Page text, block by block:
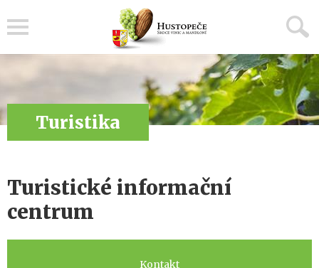
Turistika
Turistické informační
centrum
Kontakt